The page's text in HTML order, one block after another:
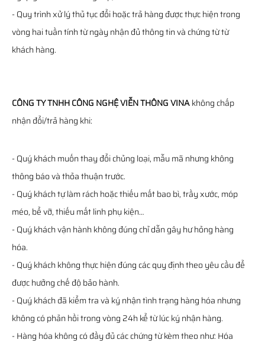
- Quy trình xử lý thủ tục đổi hoặc trả hàng được thực hiện trong
vòng hai tuần tính từ ngày nhận đủ thông tin và chứng từ từ
khách hàng.
CÔNG TY TNHH CÔNG NGHỆ VIỄN THÔNG VINAkhông chấp
nhận đổi/trả hàng khi:
- Quý khách muốn thay đổi chủng loại, mẫu mã nhưng không
thông báo và thỏa thuận trước.
- Quý khách tự làm rách hoặc thiếu mất bao bì, trầy xước, móp
méo, bể vỡ, thiếu mất linh phụ kiện…
- Quý khách vận hành không đúng chỉ dẫn gây hư hỏng hàng
hóa.
- Quý khách không thực hiện đúng các quy định theo yêu cầu để
được hưởng chế độ bảo hành.
- Quý khách đã kiểm tra và ký nhận tình trạng hàng hóa nhưng
không có phản hồi trong vòng 24h kể từ lúc ký nhận hàng.
- Hàng hóa không có đầy đủ các chứng từ kèm theo như: Hóa